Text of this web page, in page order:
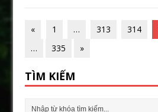
« 1 … 313 314
…
335 »
TÌM KIẾM